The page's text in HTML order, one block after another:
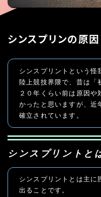
シンスプリンの原
シンスプリントという怪
陸上競技界隈で、昔は「
２０年くらい前は原因や
かったと思いますが、近
確立されています。
シンスプリントと
シンスプリントとは主に
出ることです。